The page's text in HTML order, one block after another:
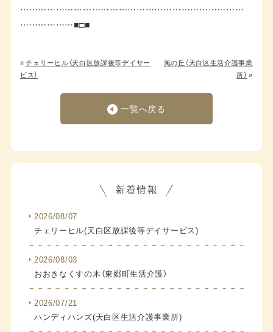
…………………………………………………………………
………………■□■
«チェリーヒル（天白区放課後等デイサー
ビス）
風の丘（天白区生活介護事業
所） »
一覧へ戻る
2026/08/07
チェリーヒル(天白区放課後等デイサービス)
2026/08/03
おおきなくすの木（東郷町生活介護）
2026/07/21
ハンディハンズ(天白区生活介護事業所)